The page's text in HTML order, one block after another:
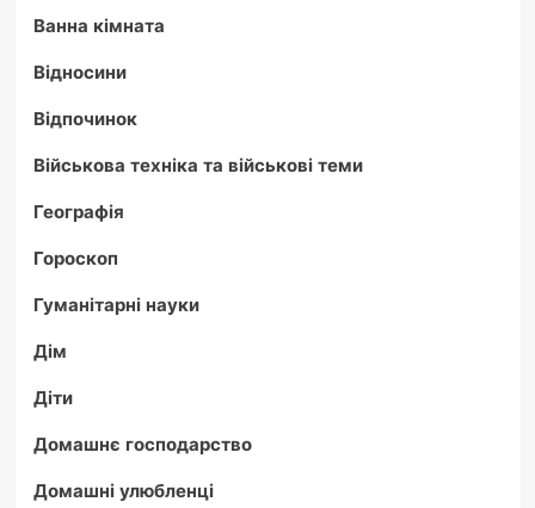
Ванна кімната
Відносини
Відпочинок
Військова техніка та військові теми
Географія
Гороскоп
Гуманітарні науки
Дім
Діти
Домашнє господарство
Домашні улюбленці